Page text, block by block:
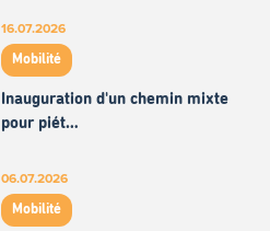
16.07.2026
Mobilité
Inauguration d'un chemin mixte
pour piét…
06.07.2026
Mobilité